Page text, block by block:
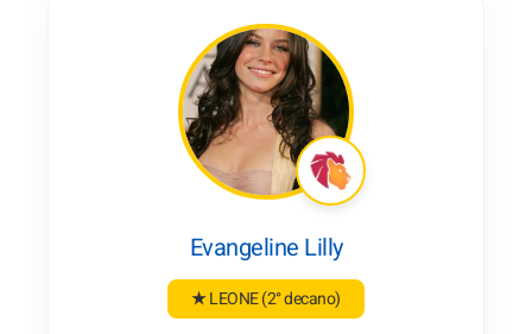
Evangeline Lilly
★ LEONE(2° decano)